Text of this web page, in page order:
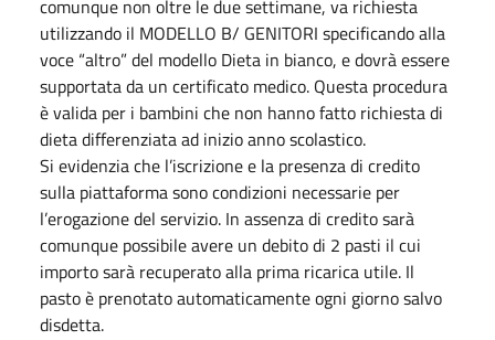
comunque non oltre le due settimane, va richiesta
utilizzando il MODELLO B/ GENITORI specificando alla
voce “altro” del modello Dieta in bianco, e dovrà essere
supportata da un certificato medico. Questa procedura
è valida per i bambini che non hanno fatto richiesta di
dieta differenziata ad inizio anno scolastico.
Si evidenzia che l’iscrizione e la presenza di credito
sulla piattaforma sono condizioni necessarie per
l’erogazione del servizio. In assenza di credito sarà
comunque possibile avere un debito di 2 pasti il cui
importo sarà recuperato alla prima ricarica utile. Il
pasto è prenotato automaticamente ogni giorno salvo
disdetta.